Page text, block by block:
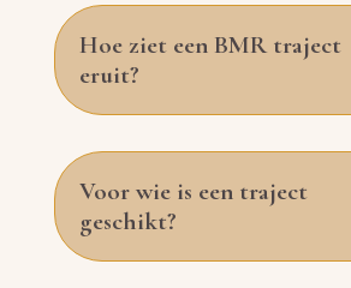
Hoe ziet een BMR traject
eruit?
Voor wie is een traject
geschikt?